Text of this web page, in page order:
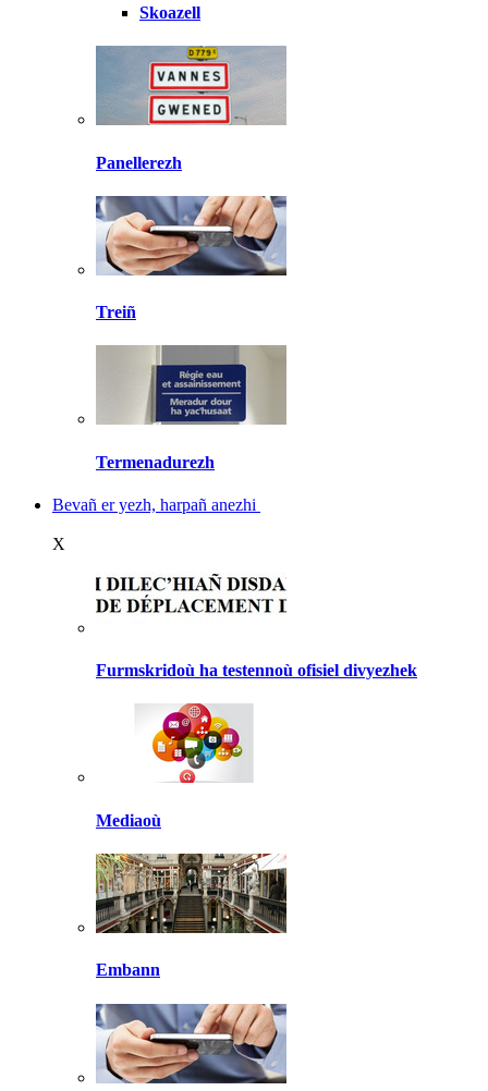
Skoazell
Panellerezh
Treiñ
Termenadurezh
Bevañ er yezh, harpañ anezhi
X
Furmskridoù ha testennoù ofisiel divyezhek
Mediaoù
Embann